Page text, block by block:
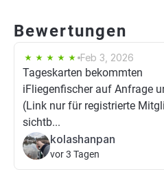
Bewertungen
Feb 3, 2026
Tageskarten bekommten
iFliegenfischer auf Anfrage
(Link nur für registrierte
sichtb...
kolashanpan
vor 3 Tagen